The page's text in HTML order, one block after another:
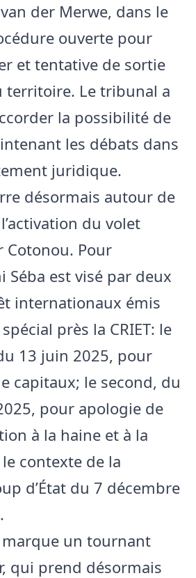
der Merwe, dans le
ouverte pour
et tentative de sortie
territoire. Le tribunal a
la possibilité de
les débats dans
juridique.
désormais autour de
du volet
Pour
Séba est visé par deux
internationaux émis
près la CRIET: le
13 juin 2025, pour
capitaux; le second, du
pour apologie de
à la haine et à la
contexte de la
d’État du 7 décembre
un tournant
qui prend désormais